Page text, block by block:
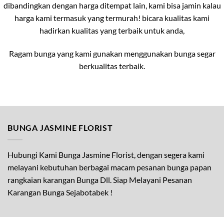
dibandingkan dengan harga ditempat lain, kami bisa jamin kalau
harga kami termasuk yang termurah! bicara kualitas kami
hadirkan kualitas yang terbaik untuk anda,
Ragam bunga yang kami gunakan menggunakan bunga segar
berkualitas terbaik.
BUNGA JASMINE FLORIST
Hubungi Kami Bunga Jasmine Florist, dengan segera kami
melayani kebutuhan berbagai macam pesanan bunga papan
rangkaian karangan Bunga Dll. Siap Melayani Pesanan
Karangan Bunga Sejabotabek !